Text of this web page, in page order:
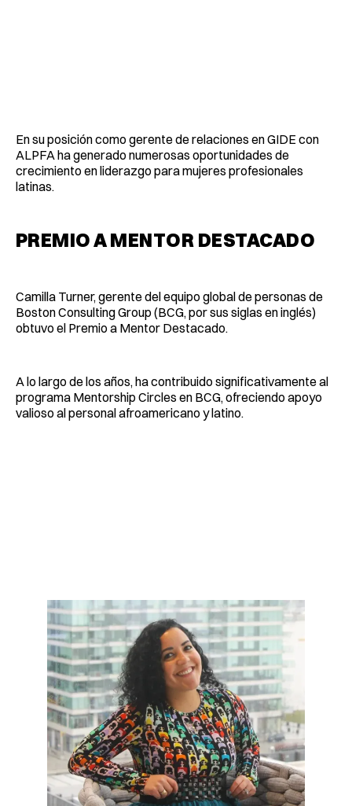
En su posición como gerente de relaciones en GIDE con
ALPFA ha generado numerosas oportunidades de
crecimiento en liderazgo para mujeres profesionales
latinas.
PREMIO A MENTOR DESTACADO
Camilla Turner, gerente del equipo global de personas de
Boston Consulting Group (BCG, por sus siglas en inglés)
obtuvo el Premio a Mentor Destacado.
A lo largo de los años, ha contribuido significativamente al
programa Mentorship Circles en BCG, ofreciendo apoyo
valioso al personal afroamericano y latino.